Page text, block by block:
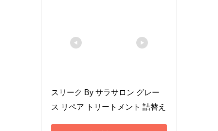
スリーク By サラサロン グレー
ス リペア トリートメント 詰替え